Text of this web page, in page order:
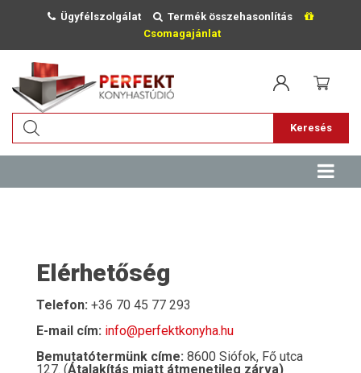
Ügyfélszolgálat
Termék összehasonlítás
Csomagajánlat
Keresés
Elérhetőség
Telefon: +36 70 45 77 293
E-mail cím: info@perfektkonyha.hu
Bemutatótermünk címe: 8600 Siófok, Fő utca
127. (Átalakítás miatt átmenetileg zárva)